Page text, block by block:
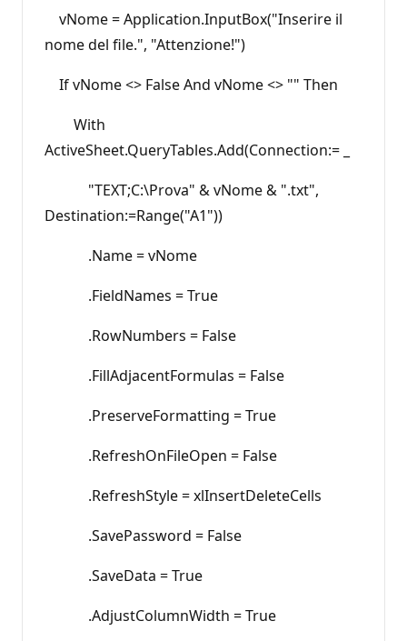
vNome = Application.InputBox("Inserire il
nome del file.", "Attenzione!")
If vNome <> False And vNome <> "" Then
With
ActiveSheet.QueryTables.Add(Connection:= _
"TEXT;C:\Prova" & vNome & ".txt",
Destination:=Range("A1"))
.Name = vNome
.FieldNames = True
.RowNumbers = False
.FillAdjacentFormulas = False
.PreserveFormatting = True
.RefreshOnFileOpen = False
.RefreshStyle = xlInsertDeleteCells
.SavePassword = False
.SaveData = True
.AdjustColumnWidth = True